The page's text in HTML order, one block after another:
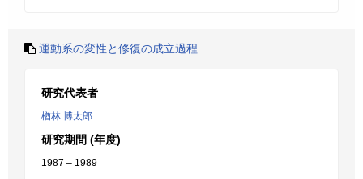
運動系の変性と修復の成立過程
研究代表者
楢林 博太郎
研究期間 (年度)
1987 – 1989